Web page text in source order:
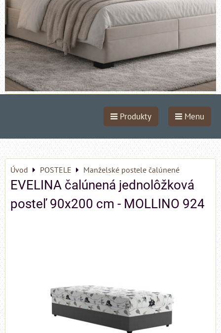
Produkty Menu
Úvod POSTELE Manželské postele čalúnené
EVELINA čalúnená jednolôžková
posteľ 90x200 cm - MOLLINO 924